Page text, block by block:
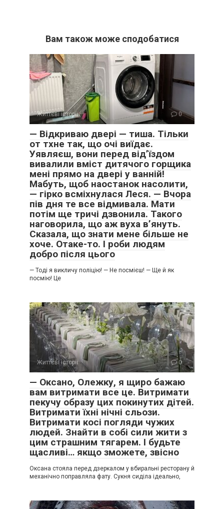
Вам також може сподобатися
Життєві історії 0
— Відкриваю двері — тиша. Тільки
от тхне так, що очі виїдає.
Уявляєш, вони перед від’їздом
вивалили вміст дитячого горщика
мені прямо на двері у ванній!
Мабуть, щоб наостанок насолити,
— гірко всміхнулася Леся. — Вчора
пів дня те все відмивала. Мати
потім ще тричі дзвонила. Такого
наговорила, що аж вуха в’януть.
Сказала, що знати мене більше не
хоче. Отаке-то. І роби людям
добро після цього
— Тоді я викличу поліцію! — Не посмієш! — Ще й як
посмію! Це
Життєві історії 0
— Оксано, Олежку, я щиро бажаю
вам витримати все це. Витримати
пекучу образу цих покинутих дітей.
Витримати їхні нічні сльози.
Витримати косі погляди чужих
людей. Знайти в собі сили жити з
цим страшним тягарем. І будьте
щасливі… якщо зможете, звісно
Оксана стояла перед дзеркалом у вбиральні ресторану й
механічно поправляла фату. Сукня сиділа ідеально,